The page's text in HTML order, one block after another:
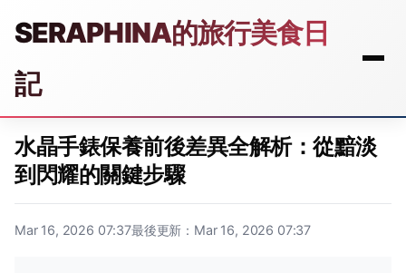
SERAPHINA的旅行美食日
記
水晶手錶保養前後差異全解析：從黯淡
到閃耀的關鍵步驟
Mar 16, 2026 07:37最後更新：Mar 16, 2026 07:37